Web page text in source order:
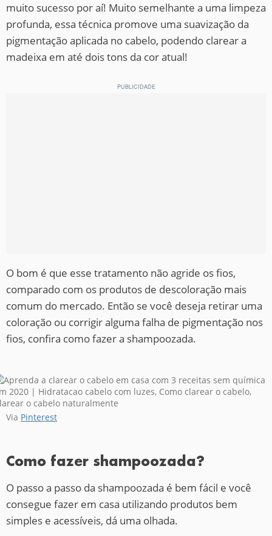
muito sucesso por aí! Muito semelhante a uma limpeza
profunda, essa técnica promove uma suavização da
pigmentação aplicada no cabelo, podendo clarear a
madeixa em até dois tons da cor atual!
O bom é que esse tratamento não agride os fios,
comparado com os produtos de descoloração mais
comum do mercado. Então se você deseja retirar uma
coloração ou corrigir alguma falha de pigmentação nos
fios, confira como fazer a shampoozada.
Via Pinterest
Como fazer shampoozada?
O passo a passo da shampoozada é bem fácil e você
consegue fazer em casa utilizando produtos bem
simples e acessíveis, dá uma olhada.